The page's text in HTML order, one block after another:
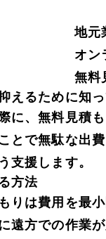
地元
オン
無料
えるために知
に、無料見積
とで無駄な出
支援します。
方法
りは費用を最
遠方での作業